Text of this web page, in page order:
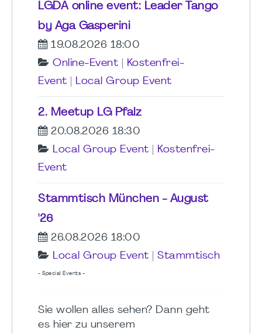
LGDA online event: Leader Tango
by Aga Gasperini
19.08.2026 18:00
Online-Event
Kostenfrei-
Event
Local Group Event
2. Meetup LG Pfalz
20.08.2026 18:30
Local Group Event
Kostenfrei-
Event
Stammtisch München - August
'26
26.08.2026 18:00
Local Group Event
Stammtisch
- Special Events -
Sie wollen alles sehen? Dann geht
es hier zu unserem